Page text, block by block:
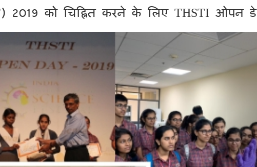
2019 को चिह्नित करने के लिए THSTI ओपन डे
Next